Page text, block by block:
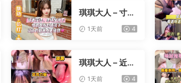
琪琪大人 – 寸止
责罚流精挑战
1天前 4
琪琪大人 – 近距
1天前 4